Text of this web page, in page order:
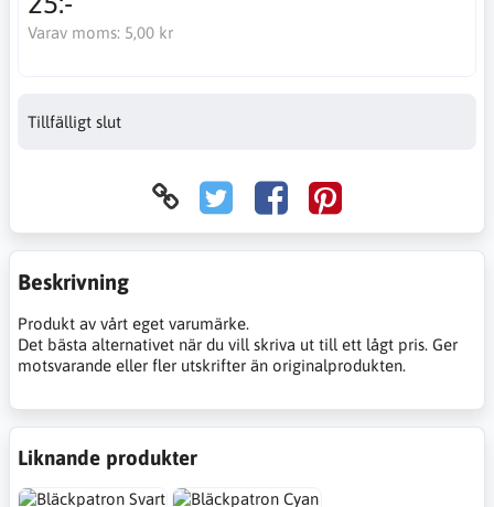
Varav moms: 5,00 kr
Tillfälligt slut
Beskrivning
Produkt av vårt eget varumärke.
Det bästa alternativet när du vill skriva ut till ett lågt pris. Ger
motsvarande eller fler utskrifter än originalprodukten.
Liknande produkter